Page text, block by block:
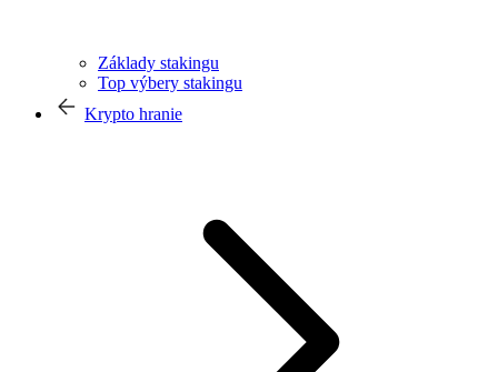
Základy stakingu
Top výbery stakingu
Krypto hranie